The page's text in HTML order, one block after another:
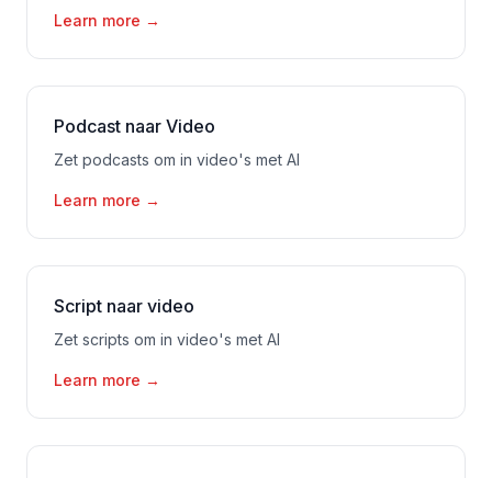
Learn more →
Podcast naar Video
Zet podcasts om in video's met AI
Learn more →
Script naar video
Zet scripts om in video's met AI
Learn more →